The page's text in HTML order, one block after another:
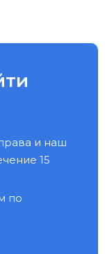
и наш
15
по